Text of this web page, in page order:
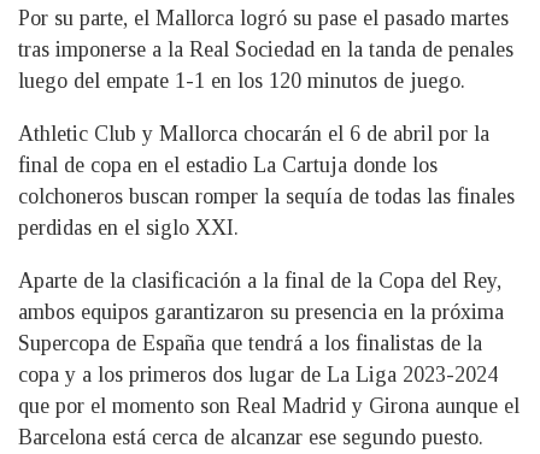
Por su parte, el Mallorca logró su pase el pasado martes
tras imponerse a la Real Sociedad en la tanda de penales
luego del empate 1-1 en los 120 minutos de juego.
Athletic Club y Mallorca chocarán el 6 de abril por la
final de copa en el estadio La Cartuja donde los
colchoneros buscan romper la sequía de todas las finales
perdidas en el siglo XXI.
Aparte de la clasificación a la final de la Copa del Rey,
ambos equipos garantizaron su presencia en la próxima
Supercopa de España que tendrá a los finalistas de la
copa y a los primeros dos lugar de La Liga 2023-2024
que por el momento son Real Madrid y Girona aunque el
Barcelona está cerca de alcanzar ese segundo puesto.